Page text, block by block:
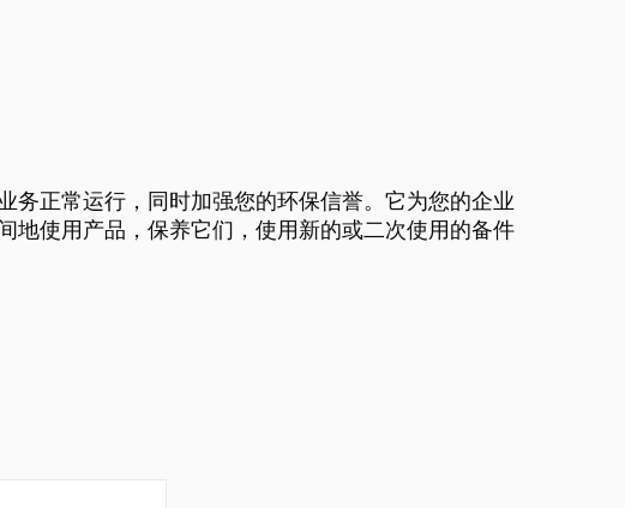
正常运行，同时加强您的环保信誉。它为您的企业
地使用产品，保养它们，使用新的或二次使用的备件